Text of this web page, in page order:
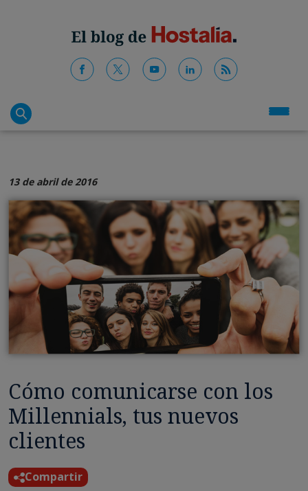
13 de abril de 2016
Cómo comunicarse con los
Millennials, tus nuevos
clientes
Compartir